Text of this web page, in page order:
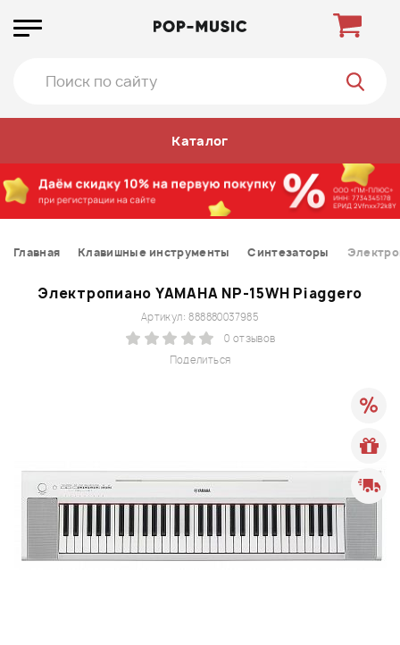
Каталог
Главная Клавишные инструменты Синтезаторы
Электропиано YAMAHA NP-15WH Piaggero
Поделиться
Артикул: 888880037985
0 отзывов